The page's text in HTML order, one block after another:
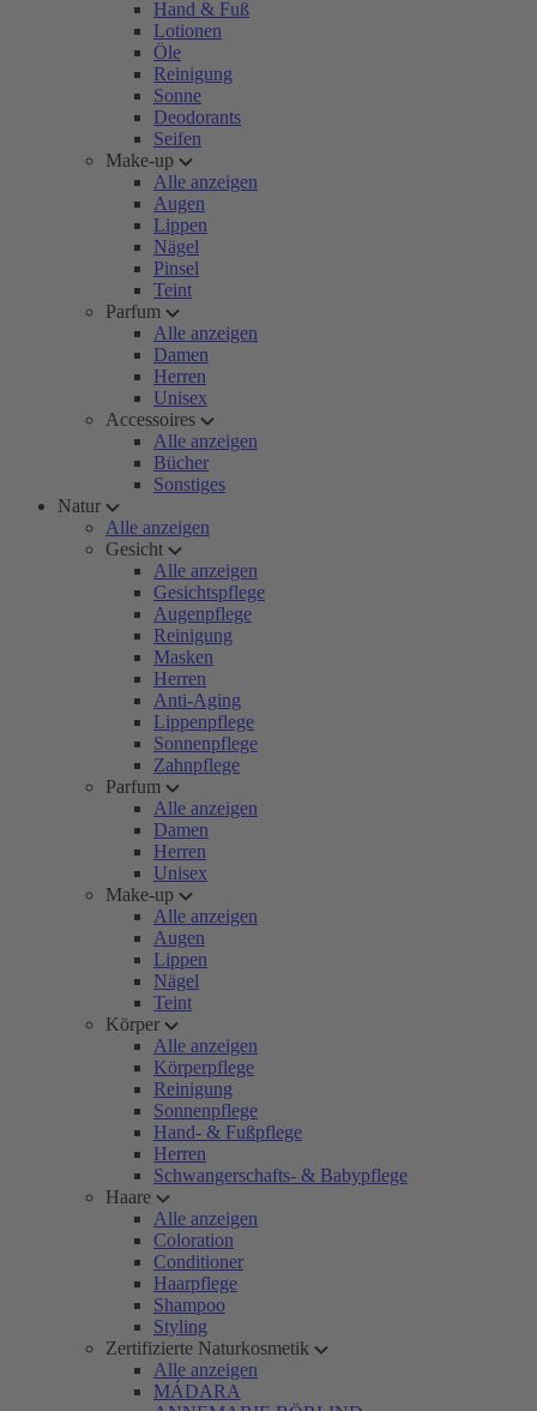
Hand & Fuß
Lotionen
Öle
Reinigung
Sonne
Deodorants
Seifen
Make-up
Alle anzeigen
Augen
Lippen
Nägel
Pinsel
Teint
Parfum
Alle anzeigen
Damen
Herren
Unisex
Accessoires
Alle anzeigen
Bücher
Sonstiges
Natur
Alle anzeigen
Gesicht
Alle anzeigen
Gesichtspflege
Augenpflege
Reinigung
Masken
Herren
Anti-Aging
Lippenpflege
Sonnenpflege
Zahnpflege
Parfum
Alle anzeigen
Damen
Herren
Unisex
Make-up
Alle anzeigen
Augen
Lippen
Nägel
Teint
Körper
Alle anzeigen
Körperpflege
Reinigung
Sonnenpflege
Hand- & Fußpflege
Herren
Schwangerschafts- & Babypflege
Haare
Alle anzeigen
Coloration
Conditioner
Haarpflege
Shampoo
Styling
Zertifizierte Naturkosmetik
Alle anzeigen
MÁDARA